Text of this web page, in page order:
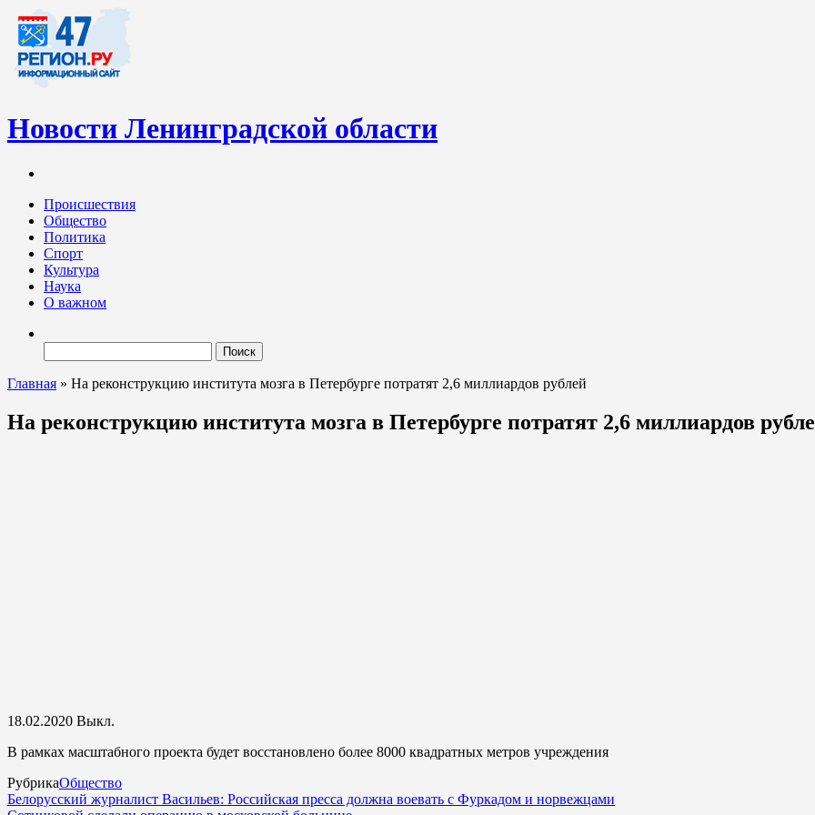
Новости Ленинградской области
Ленинградских новостей обновляется регулярно. Мы рассказываем о происходящем «в верхах» и о судьбах простых людях, о
Происшествия
Общество
Политика
Спорт
Культура
Наука
О важном
Главная » На реконструкцию института мозга в Петербурге потратят 2,6 миллиардов рублей
На реконструкцию института мозга в Петербурге потратят 2,6 миллиардов
18.02.2020 Выкл.
В рамках масштабного проекта будет восстановлено более 8000 квадратных метров учреждения
РубрикаОбщество
Белорусский журналист Васильев: Российская пресса должна воевать с Фуркадом и норвежцами